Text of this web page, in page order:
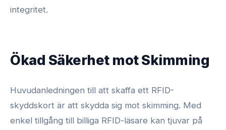
integritet.
Ökad Säkerhet mot Skimming
Huvudanledningen till att skaffa ett RFID-
skyddskort är att skydda sig mot skimming. Med
enkel tillgång till billiga RFID-läsare kan tjuvar på